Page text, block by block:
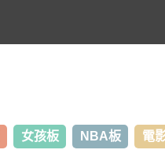
女孩板 NBA板 電